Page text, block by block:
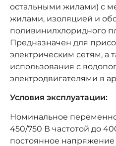
остальными жилами) с
жилами, изоляцией и
поливинилхлоридного
Предназначен для
электрическим сетям, а
использования с
электродвигателями в
Условия эксплуатации:
Номинальное
450/750 В частотой до
постоянное